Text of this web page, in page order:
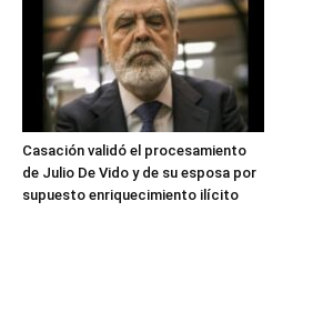
Casación validó el procesamiento
de Julio De Vido y de su esposa por
supuesto enriquecimiento ilícito